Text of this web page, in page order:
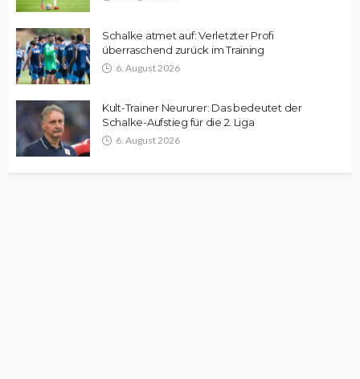
Schalke atmet auf: Verletzter Profi
überraschend zurück im Training
6. August 2026
Kult-Trainer Neururer: Das bedeutet der
Schalke-Aufstieg für die 2. Liga
6. August 2026